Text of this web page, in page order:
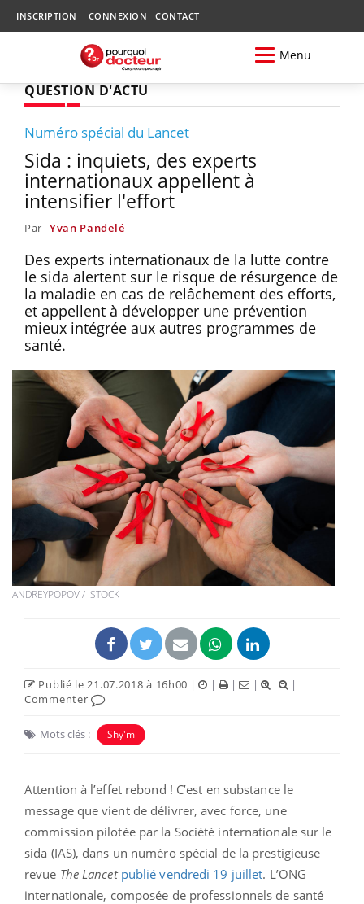
INSCRIPTION CONNEXION CONTACT
Menu
QUESTION D'ACTU
Numéro spécial du Lancet
Sida : inquiets, des experts
internationaux appellent à
intensifier l'effort
Par Yvan Pandelé
Des experts internationaux de la lutte contre
le sida alertent sur le risque de résurgence de
la maladie en cas de relâchement des efforts,
et appellent à développer une prévention
mieux intégrée aux autres programmes de
santé.
ANDREYPOPOV / ISTOCK
Publié le 21.07.2018 à 16h00 | | | |
|
Commenter
Mots clés : Shy'm
Attention à l’effet rebond ! C’est en substance le
message que vient de délivrer, avec force, une
commission pilotée par la Société internationale sur le
sida (IAS), dans un numéro spécial de la prestigieuse
revue The Lancet publié vendredi 19 juillet. L’ONG
internationale, composée de professionnels de santé